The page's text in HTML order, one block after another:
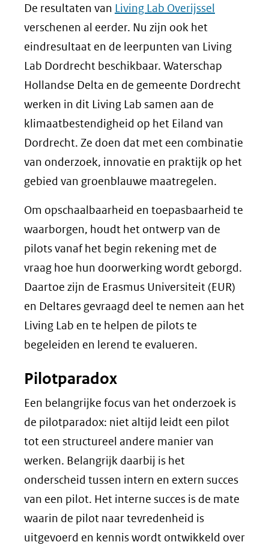
De resultaten van Living Lab Overijssel
verschenen al eerder. Nu zijn ook het
eindresultaat en de leerpunten van Living
Lab Dordrecht beschikbaar. Waterschap
Hollandse Delta en de gemeente Dordrecht
werken in dit Living Lab samen aan de
klimaatbestendigheid op het Eiland van
Dordrecht. Ze doen dat met een combinatie
van onderzoek, innovatie en praktijk op het
gebied van groenblauwe maatregelen.
Om opschaalbaarheid en toepasbaarheid te
waarborgen, houdt het ontwerp van de
pilots vanaf het begin rekening met de
vraag hoe hun doorwerking wordt geborgd.
Daartoe zijn de Erasmus Universiteit (EUR)
en Deltares gevraagd deel te nemen aan het
Living Lab en te helpen de pilots te
begeleiden en lerend te evalueren.
Pilotparadox
Een belangrijke focus van het onderzoek is
de pilotparadox: niet altijd leidt een pilot
tot een structureel andere manier van
werken. Belangrijk daarbij is het
onderscheid tussen intern en extern succes
van een pilot. Het interne succes is de mate
waarin de pilot naar tevredenheid is
uitgevoerd en kennis wordt ontwikkeld over